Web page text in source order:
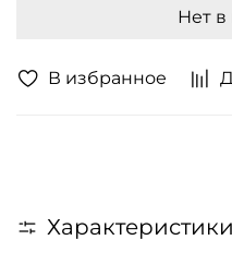
В избранное
Нет в
Характеристики